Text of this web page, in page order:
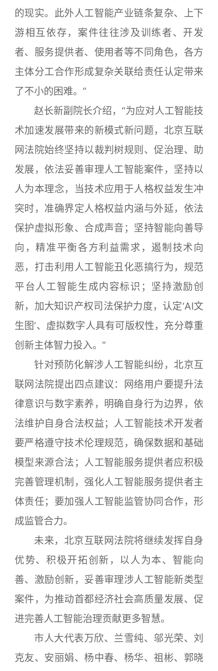
的现实。此外人工智能产业链条复杂、上下
游相互依存，案件往往涉及训练者、开发
者、服务提供者、使用者等不同角色，各方
主体分工合作形成复杂关联给责任认定带来
了不小的困难。”
赵长新副院长介绍，“为应对人工智能技
术加速发展带来的新模式新问题，北京互联
网法院始终坚持以裁判树规则、促治理、助
发展，依法妥善审理人工智能案件，坚持以
人为本理念，当技术应用于人格权益发生冲
突时，准确界定人格权益内涵与外延，依法
保护虚拟形象、合成声音；坚持智能向善导
向，精准平衡各方利益需求，遏制技术向
恶，打击利用人工智能丑化恶搞行为，规范
平台人工智能生成内容标识；坚持激励创
新，加大知识产权司法保护力度，认定‘AI文
生图’、虚拟数字人具有可版权性，充分尊重
创新主体智力投入。”
针对预防化解涉人工智能纠纷，北京互
联网法院提出四点建议：网络用户要提升法
律意识与数字素养，明确自身行为边界，依
法维护自身合法权益；人工智能技术开发者
要严格遵守技术伦理规范，确保数据和基础
模型来源合法；人工智能服务提供者应积极
完善管理机制，强化人工智能服务提供者主
体责任；要加强人工智能监管协同合作，形
成监管合力。
未来，北京互联网法院将继续发挥自身
优势、积极开拓创新，以人为本、智能向
善、激励创新，妥善审理涉人工智能新类型
案件，为推动首都经济社会高质量发展、促
进完善人工智能治理贡献更多智慧。
市人大代表万欣、兰雪纯、邬光荣、刘
克友、安丽娟、杨中春、杨华、祖彬、郭晓